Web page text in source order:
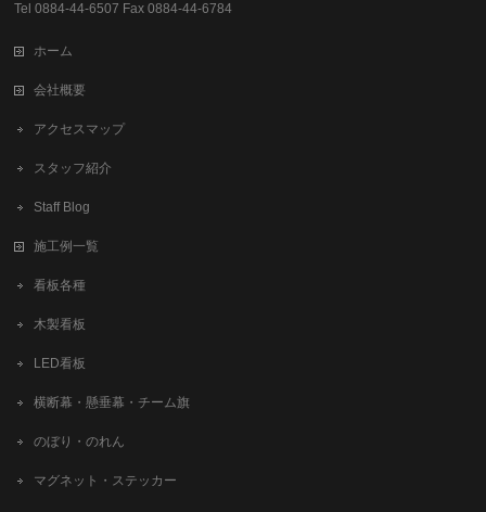
Tel 0884-44-6507 Fax 0884-44-6784
ホーム
会社概要
アクセスマップ
スタッフ紹介
Staff Blog
施工例一覧
看板各種
木製看板
LED看板
横断幕・懸垂幕・チーム旗
のぼり・のれん
マグネット・ステッカー